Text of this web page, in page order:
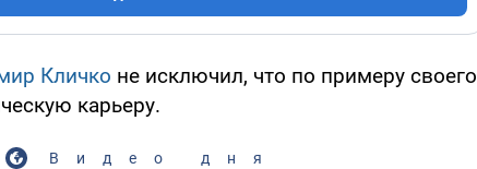
Кличко не исключил, что по примеру своего
карьеру.
Видео дня